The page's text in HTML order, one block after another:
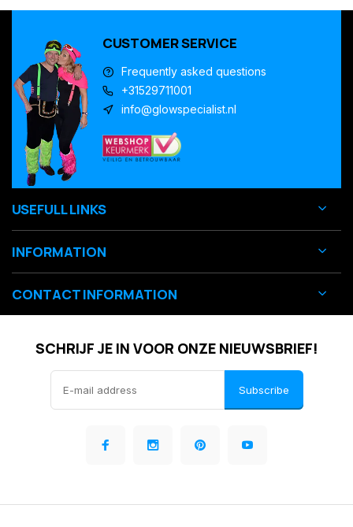
CUSTOMER SERVICE
Frequently asked questions
+31529711001
info@glowspecialist.nl
USEFULL LINKS
INFORMATION
CONTACT INFORMATION
SCHRIJF JE IN VOOR ONZE NIEUWSBRIEF!
Subscribe